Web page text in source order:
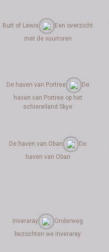
Butt of Lewis
Een overzicht
met de vuurtoren
De haven van Portree
De
haven van Portree op het
schiereiland Skye
De haven van Oban
De
haven van Oban
Inveraray
Onderweg
bezochten we Inveraray